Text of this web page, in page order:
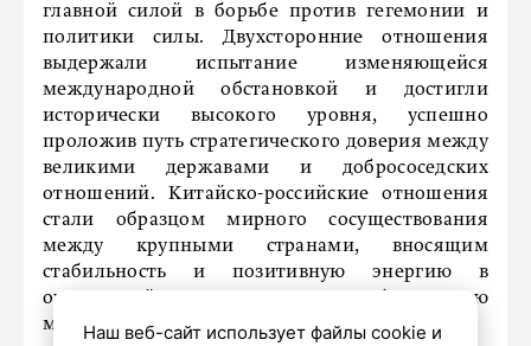
главной силой в борьбе против гегемонии и
политики силы. Двухсторонние отношения
выдержали испытание изменяющейся
международной обстановкой и достигли
исторически высокого уровня, успешно
проложив путь стратегического доверия между
великими державами и добрососедских
отношений. Китайско-российские отношения
стали образцом мирного сосуществования
между крупными странами, вносящим
стабильность и позитивную энергию в
охваченный переменами и нестабильностью
мир.Наш веб-сайт использует файлы cookie и